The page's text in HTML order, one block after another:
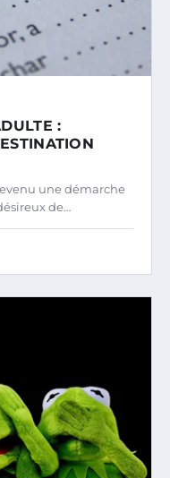
:
une démarche
de…